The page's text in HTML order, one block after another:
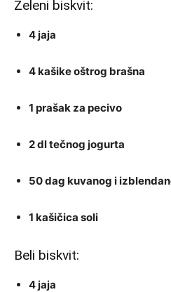
Zeleni biskvit:
4 jaja
4 kašike oštrog brašna
1 prašak za pecivo
2 dl tečnog jogurta
50 dag kuvanog i
1 kašičica soli
Beli biskvit:
4 jaja